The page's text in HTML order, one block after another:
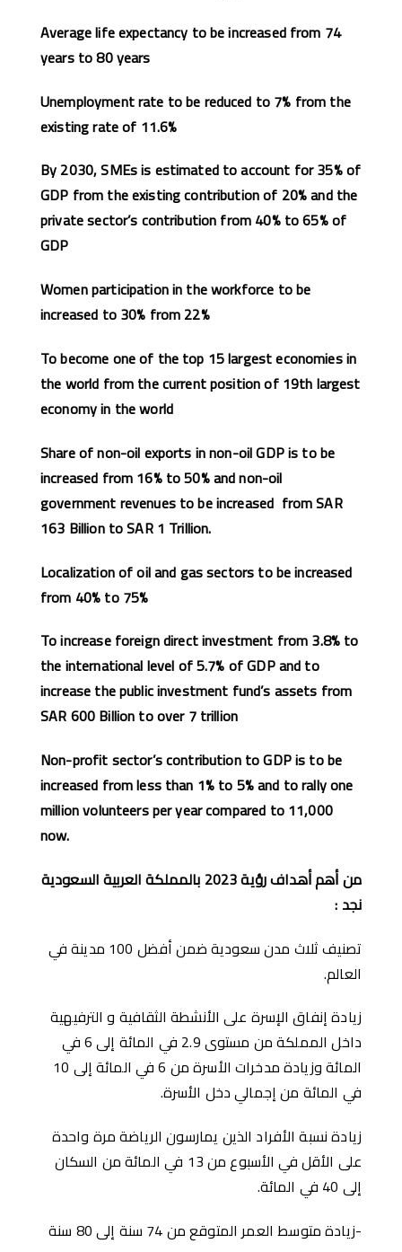
Average life expectancy to be increased from 74
years to 80 years
Unemployment rate to be reduced to 7% from the
existing rate of 11.6%
By 2030, SMEs is estimated to account for 35% of
GDP from the existing contribution of 20% and the
private sector’s contribution from 40% to 65% of
GDP
Women participation in the workforce to be
increased to 30% from 22%
To become one of the top 15 largest economies in
the world from the current position of 19th largest
economy in the world
Share of non-oil exports in non-oil GDP is to be
increased from 16% to 50% and non-oil
government revenues to be increased from SAR
163 Billion to SAR 1 Trillion.
Localization of oil and gas sectors to be increased
from 40% to 75%
To increase foreign direct investment from 3.8% to
the international level of 5.7% of GDP and to
increase the public investment fund’s assets from
SAR 600 Billion to over 7 trillion
Non-profit sector’s contribution to GDP is to be
increased from less than 1% to 5% and to rally one
million volunteers per year compared to 11,000
now.
من ﺃهم ﺃهداف رؤية2023 بالمملكة العربية السعودية
نجد :
تصنيف ثلاث مدن سعودية ضمن أفضل 100 مدينة في
العالم.
زيادة إنفاق الإسرة على الأنشطة الثقافية و الترفيهية
داخل المملكة من مستوى 2.9 في المائة إلى 6 في
المائة وزيادة مدخرات الأسرة من 6 في المائة إلى 10
في المائة من إجمالي دخل الأسرة.
زيادة نسبة الأفراد الذين يمارسون الرياضة مرة واحدة
على الأقل في الأسبوع من 13 في المائة من السكان
إلى 40 في المائة.
-زيادة متوسط ​​العمر المتوقع من 74 سنة إلى 80 سنة